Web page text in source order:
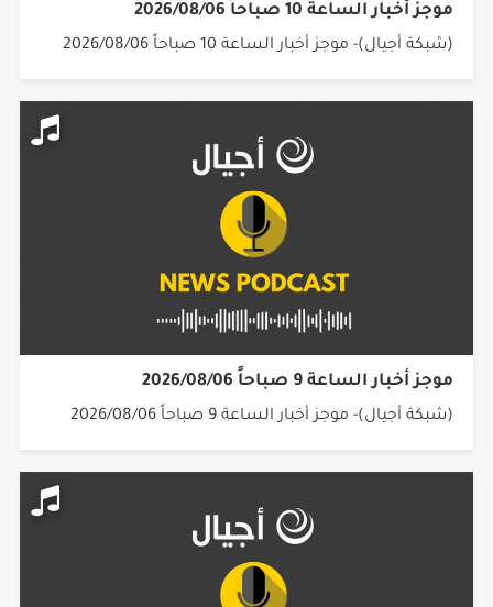
موجز أخبار الساعة 10 صباحاً 2026/08/06
(شبكة أجيال)- موجز أخبار الساعة 10 صباحاً 2026/08/06
موجز أخبار الساعة 9 صباحاً 2026/08/06
(شبكة أجيال)- موجز أخبار الساعة 9 صباحاً 2026/08/06